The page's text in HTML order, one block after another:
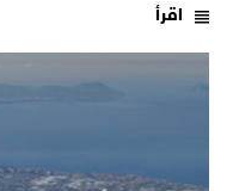
اقرأ